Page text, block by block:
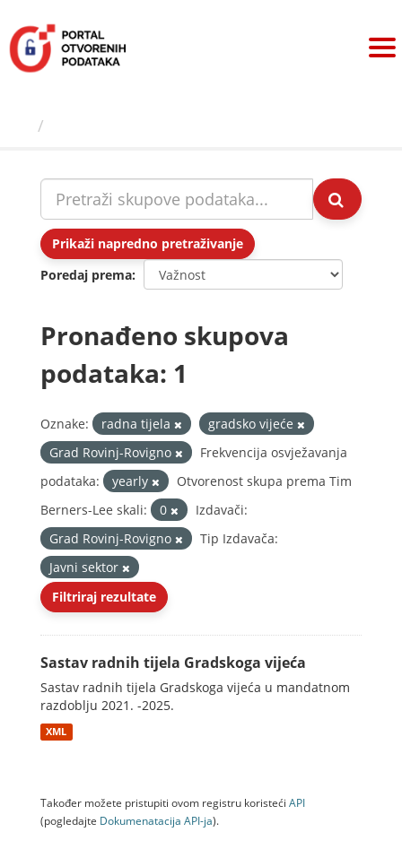
sadržaj
Prikaži napredno pretraživanje
Poredaj prema
Pronađeno skupova
podataka: 1
Oznake: radna tijela
gradsko vijeće
Grad Rovinj-Rovigno
Frekvencija osvježavanja
podataka:
yearly
Otvorenost skupa prema Tim
Berners-Lee skali:
0
Izdavači:
Grad Rovinj-Rovigno
Tip Izdavača:
Javni sektor
Filtriraj rezultate
Sastav radnih tijela Gradskoga vijeća
Sastav radnih tijela Gradskoga vijeća u mandatnom
razdoblju 2021. -2025.
XML
Također možete pristupiti ovom registru koristeći API
(pogledajte Dokumenаtаcijа API-jа).